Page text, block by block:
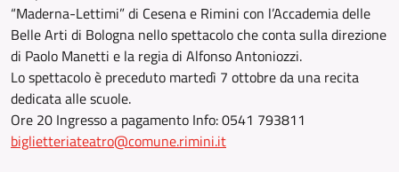
“Maderna-Lettimi” di Cesena e Rimini con l’Accademia delle
Belle Arti di Bologna nello spettacolo che conta sulla direzione
di Paolo Manetti e la regia di Alfonso Antoniozzi.
Lo spettacolo è preceduto martedì 7 ottobre da una recita
dedicata alle scuole.
Ore 20 Ingresso a pagamento Info: 0541 793811
biglietteriateatro@comune.rimini.it